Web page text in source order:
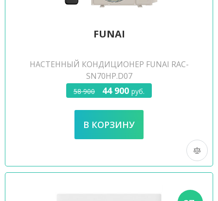
FUNAI
НАСТЕННЫЙ КОНДИЦИОНЕР FUNAI RAC-
SN70HP.D07
58 900 44 900 руб.